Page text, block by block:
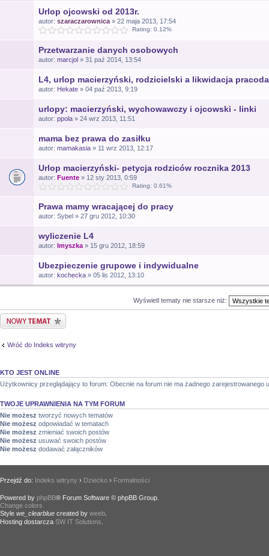
Urlop ojcowski od 2013r.
autor: szaraczarownica » 22 maja 2013, 17:54
Rating: 0.12%
Przetwarzanie danych osobowych
autor: marcjol » 31 paź 2014, 13:54
L4, urlop macierzyński, rodzicielski a likwidacja
autor: Hekate » 04 paź 2013, 9:19
urlopy: macierzyński, wychowawczy i ojcowski - linki
autor: ppola » 24 wrz 2013, 11:51
mama bez prawa do zasiłku
autor: mamakasia » 11 wrz 2013, 12:17
Urlop macierzyński- petycja rodziców rocznika 2013
autor: Fuente » 12 sty 2013, 0:59
Rating: 0.61%
Prawa mamy wracającej do pracy
autor: Sybel » 27 gru 2012, 10:30
wyliczenie L4
autor: lmyszka » 15 gru 2012, 18:59
Ubezpieczenie grupowe i indywidualne
autor: kochecka » 05 lis 2012, 13:10
Wyświetl tematy nie starsze niż:
Nowy temat
Wróć do Indeks witryny
KTO JEST ONLINE
Użytkownicy przeglądający to forum: Obecnie na forum nie ma żadnego zarejestrowanego
TWOJE UPRAWNIENIA NA TYM FORUM
Nie możesz tworzyć nowych tematów
Nie możesz odpowiadać w tematach
Nie możesz zmieniać swoich postów
Nie możesz usuwać swoich postów
Nie możesz dodawać załączników
Przejdź do: Indeks witryny › Dziecko › Formalności
Powered by phpBB® Forum Software © phpBB Group.
Change colors
Style we_clearblue created by weeb
Hosting dostarcza SW IT Solutions